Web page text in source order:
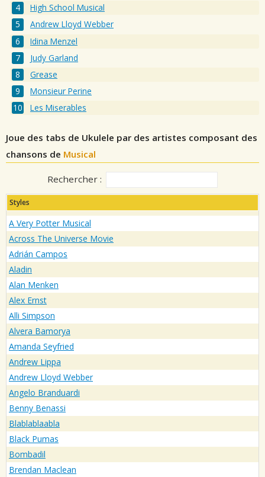
High School Musical
Andrew Lloyd Webber
Idina Menzel
Judy Garland
Grease
Monsieur Perine
Les Miserables
Joue des tabs de Ukulele par des artistes composant des
chansons de Musical
Rechercher :
Styles
A Very Potter Musical
Across The Universe Movie
Adrián Campos
Aladin
Alan Menken
Alex Ernst
Alli Simpson
Alvera Bamorya
Amanda Seyfried
Andrew Lippa
Andrew Lloyd Webber
Angelo Branduardi
Benny Benassi
Blablablaabla
Black Pumas
Bombadil
Brendan Maclean